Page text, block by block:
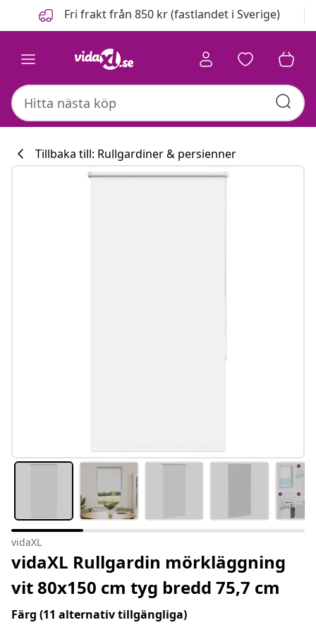
FöregåendeFri frakt från 850 kr (fastlandet i Sverige)
Tillbaka till: Rullgardiner & persienner
vidaXL
vidaXL Rullgardin mörkläggning
vit 80x150 cm tyg bredd 75,7 cm
Färg (11 alternativ tillgängliga)